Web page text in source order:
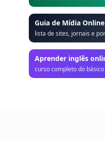
Guia de Mídia Online
lista de sites, jornais e
Aprender inglês
curso completo do